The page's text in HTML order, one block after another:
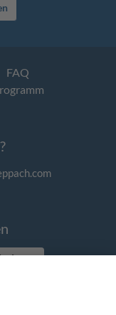
FAQ